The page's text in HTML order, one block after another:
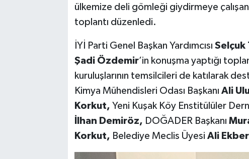
ülkemize deli gömleği giydirmeye çalışan
toplantı düzenledi.
İYİ Parti Genel Başkan Yardımcısı Selçuk
Şadi Özdemir’in konuşma yaptığı
kuruluşlarının temsilcileri de katılarak
Kimya Mühendisleri Odası Başkanı Ali
Korkut, Yeni Kuşak Köy Enstitülüler
İlhan Demiröz, DOĞADER Başkanı
Korkut, Belediye Meclis Üyesi Ali